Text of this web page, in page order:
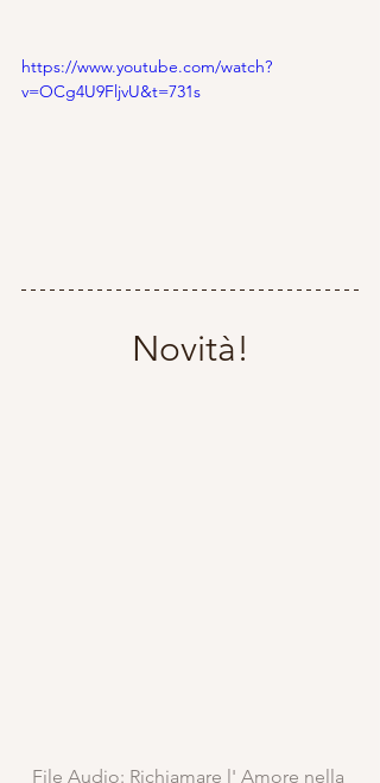
https://www.youtube.com/watch?
v=OCg4U9FljvU&t=731s
Novità!
File Audio: Richiamare l' Amore nella